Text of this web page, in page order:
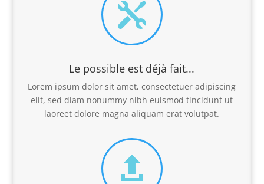

Le possible est déjà fait...
Lorem ipsum dolor sit amet, consectetuer adipiscing
elit, sed diam nonummy nibh euismod tincidunt ut
laoreet dolore magna aliquam erat volutpat.
